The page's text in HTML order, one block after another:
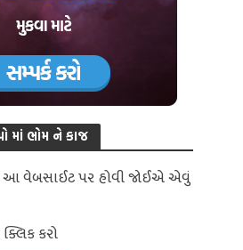
માં ભોમ ને કાજ
આ વેબસાઈટ પર હોવી જોઈએ એવું
કરો